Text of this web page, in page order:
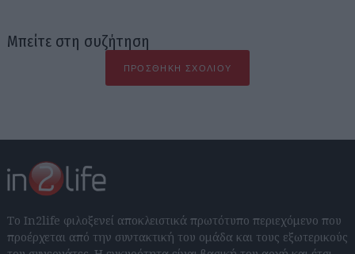
Μπείτε στη συζήτηση
ΠΡΟΣΘΉΚΗ ΣΧΟΛΊΟΥ
Το In2life φιλοξενεί αποκλειστικά πρωτότυπο περιεχόμενο που
προέρχεται από την συντακτική του ομάδα και τους εξωτερικούς